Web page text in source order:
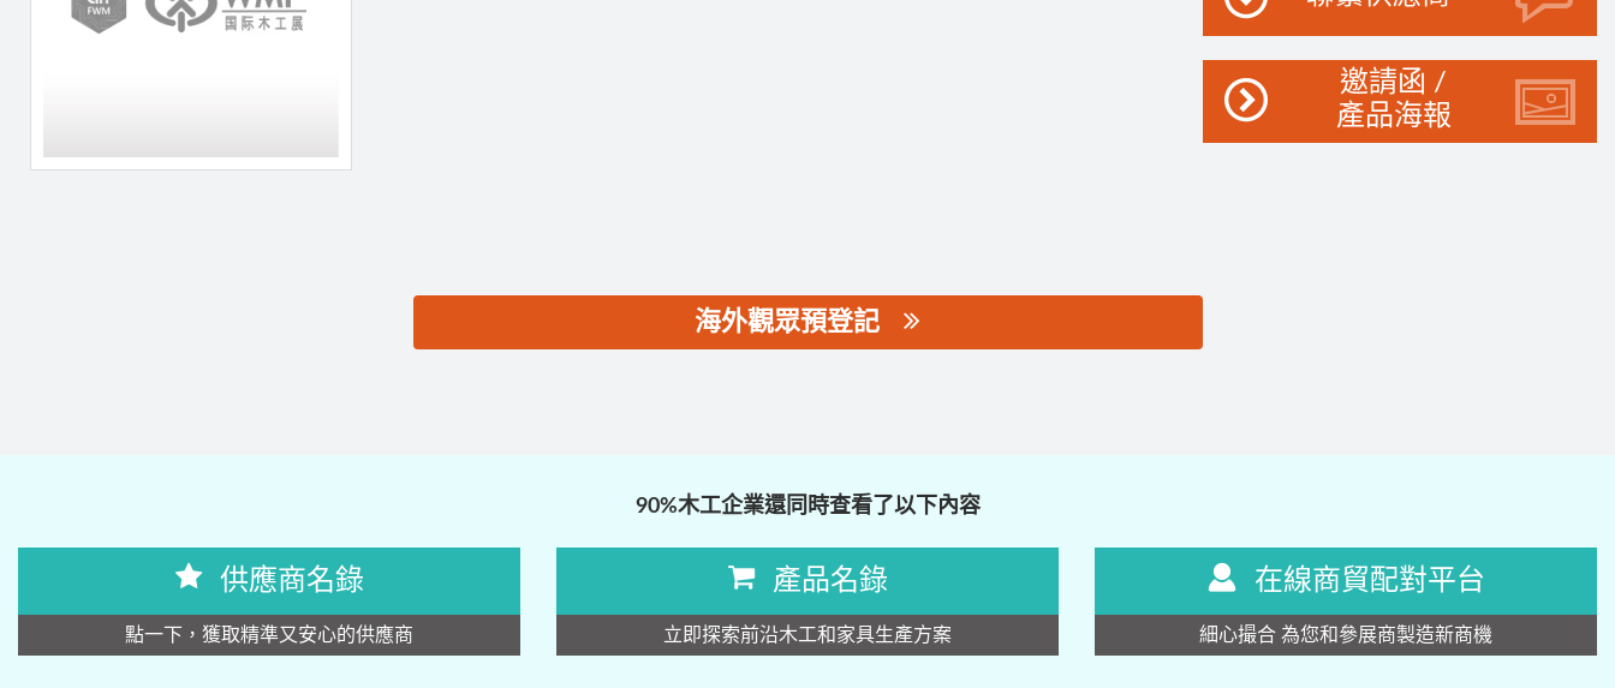
邀請函 /
產品海報
海外觀眾預登記
90%木工企業還同時查看了以下內容
供應商名錄
點一下，獲取精準又安心的供應商
產品名錄
立即探索前沿木工和家具生產方案
在線商貿配對平台
細心撮合 為您和參展商製造新商機